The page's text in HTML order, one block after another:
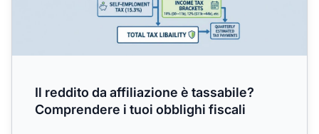
Il reddito da affiliazione è tassabile?
Comprendere i tuoi obblighi fiscali